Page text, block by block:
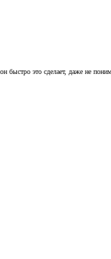
быстро это сделает, даже не